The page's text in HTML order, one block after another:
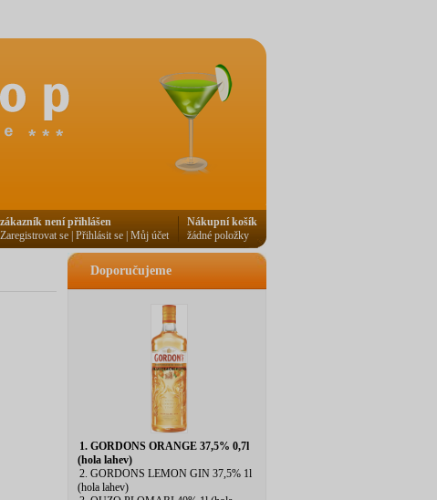
Doporučujeme
1. GORDONS ORANGE 37,5% 0,7l
(hola lahev)
2. GORDONS LEMON GIN 37,5% 1l
(hola lahev)
Nákupní košík
žádné položky
zákazník není přihlášen
Zaregistrovat se Přihlásit se Můj účet